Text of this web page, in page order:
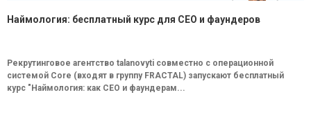
Наймология: бесплатный курс для CEO и фаундеров
Рекрутинговое агентство talanovyti совместно с операционной
системой Core (входят в группу FRACTAL) запускают бесплатный
курс "Наймология: как СEO и фаундерам...